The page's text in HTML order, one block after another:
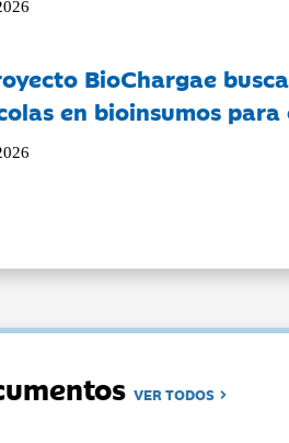
BioChargae
en bioinsumos
VER TODOS